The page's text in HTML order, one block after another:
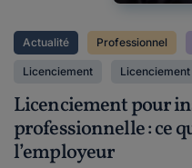
Actualité Professionnel
Licenciement
Licenciement pour
professionnelle : ce
l’employeur